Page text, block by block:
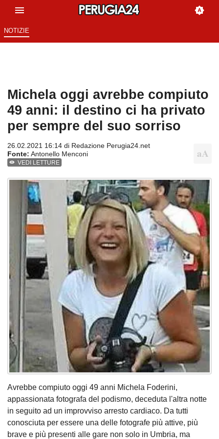
NOTIZIE
Michela oggi avrebbe compiuto
49 anni: il destino ci ha privato
per sempre del suo sorriso
26.02.2021 16:14 di Redazione Perugia24.net
Fonte: Antonello Menconi
VEDI LETTURE
Avrebbe compiuto oggi 49 anni Michela Foderini,
appassionata fotografa del podismo, deceduta l'altra notte
in seguito ad un improvviso arresto cardiaco. Da tutti
conosciuta per essere una delle fotografe più attive, più
brave e più presenti alle gare non solo in Umbria, ma